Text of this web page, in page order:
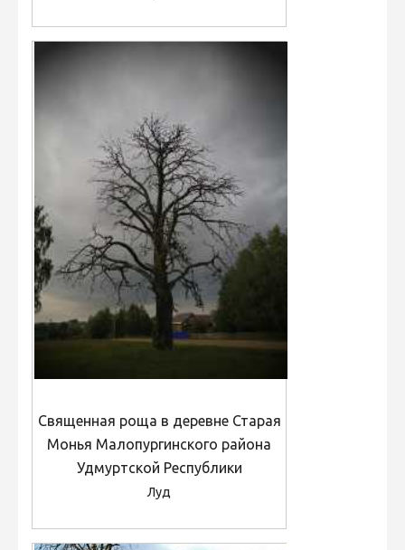
Священная роща в деревне Старая
Монья Малопургинского района
Удмуртской Республики
Луд